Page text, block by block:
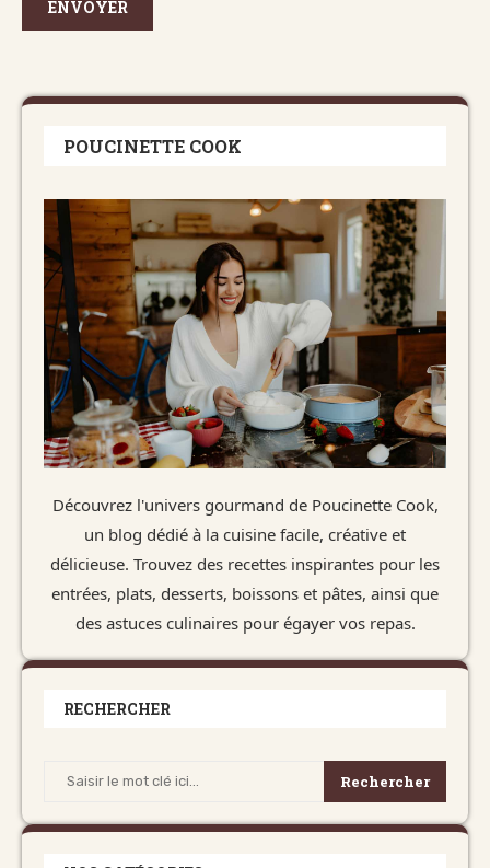
POUCINETTE COOK
Découvrez l'univers gourmand de Poucinette Cook,
un blog dédié à la cuisine facile, créative et
délicieuse. Trouvez des recettes inspirantes pour les
entrées, plats, desserts, boissons et pâtes, ainsi que
des astuces culinaires pour égayer vos repas.
RECHERCHER
Rechercher